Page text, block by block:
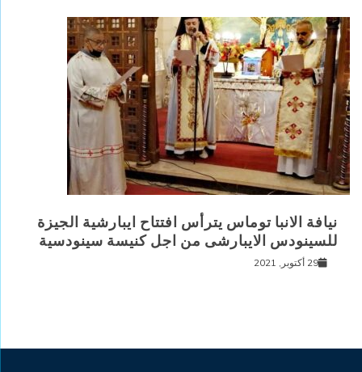
نيافة الانبا توماس يترأس افتتاح ايبارشية الجيزة
للسينودس الايبارشى من اجل كنيسة سينودسية
29 أكتوبر, 2021